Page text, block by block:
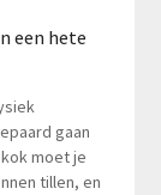
een hete
gaan
moet je
tillen, en